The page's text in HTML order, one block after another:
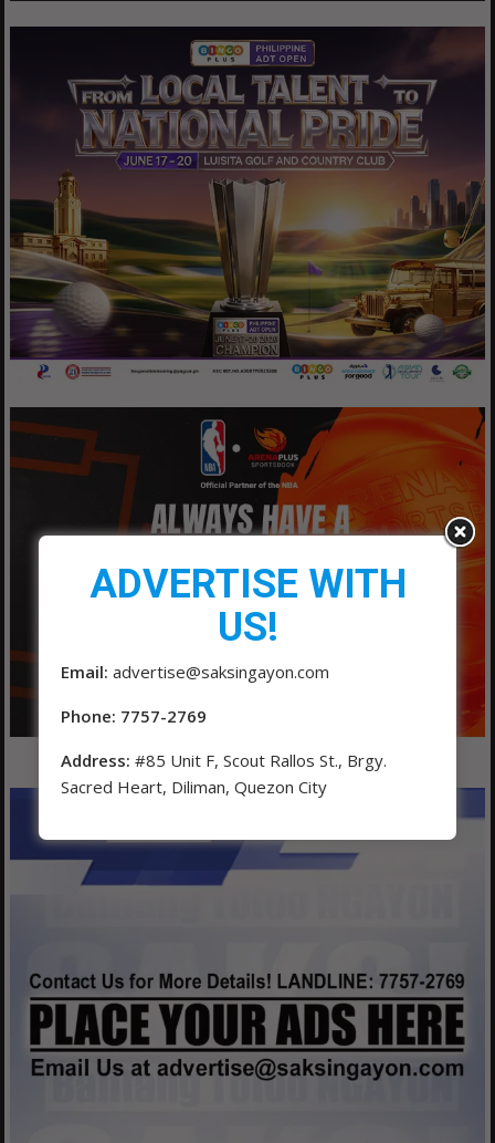
ADVERTISE WITH
US!
Email: advertise@saksingayon.com
Phone: 7757-2769
Address: #85 Unit F, Scout Rallos St., Brgy.
Sacred Heart, Diliman, Quezon City